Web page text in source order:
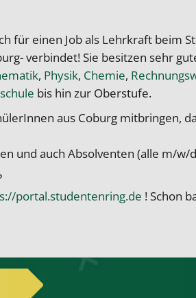
für einen Job als Lehrkraft beim
verbindet! Sie besitzen sehr
, Physik, Chemie,
bis hin zur Oberstufe.
aus Coburg mitbringen,
und auch Absolventen (alle m/w/
portal.studentenring.de ! Schon